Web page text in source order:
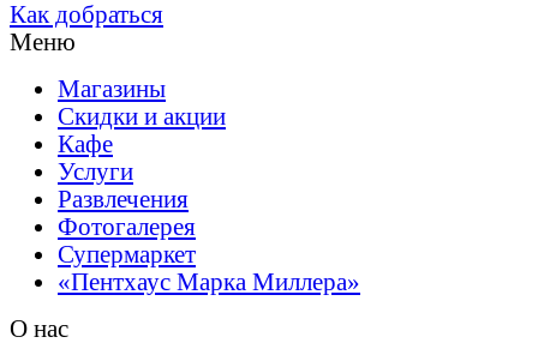
Как добраться
Меню
Магазины
Скидки и акции
Кафе
Услуги
Развлечения
Фотогалерея
Супермаркет
«Пентхаус Марка Миллера»
О нас